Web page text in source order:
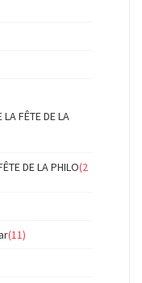
LA FÊTE DE LA
DE LA PHILO(2
(11)